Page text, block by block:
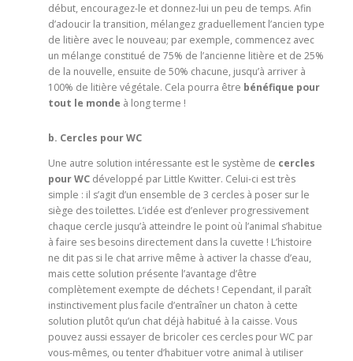
début, encouragez-le et donnez-lui un peu de temps. Afin
d’adoucir la transition, mélangez graduellement l’ancien type
de litière avec le nouveau; par exemple, commencez avec
un mélange constitué de 75% de l’ancienne litière et de 25%
de la nouvelle, ensuite de 50% chacune, jusqu’à arriver à
100% de litière végétale. Cela pourra être bénéfique pour
tout le monde à long terme !
b. Cercles pour WC
Une autre solution intéressante est le système de cercles
pour WCdéveloppé par Little Kwitter. Celui-ci est très
simple : il s’agit d’un ensemble de 3 cercles à poser sur le
siège des toilettes. L’idée est d’enlever progressivement
chaque cercle jusqu’à atteindre le point où l’animal s’habitue
à faire ses besoins directement dans la cuvette ! L’histoire
ne dit pas si le chat arrive même à activer la chasse d’eau,
mais cette solution présente l’avantage d’être
complètement exempte de déchets ! Cependant, il paraît
instinctivement plus facile d’entraîner un chaton à cette
solution plutôt qu’un chat déjà habitué à la caisse. Vous
pouvez aussi essayer de bricoler ces cercles pour WC par
vous-mêmes, ou tenter d’habituer votre animal à utiliser